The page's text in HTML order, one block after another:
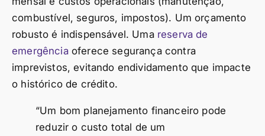
combustível, seguros, impostos). Um orçamento
robusto é indispensável. Uma reserva de
emergênciaoferece segurança contra
imprevistos, evitando endividamento que impacte
o histórico de crédito.
“Um bom planejamento financeiro pode
reduzir o custo total de um